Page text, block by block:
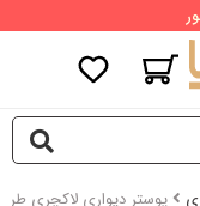
پوستر دیواری لاکچری